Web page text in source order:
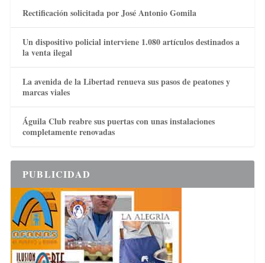
Rectificación solicitada por José Antonio Gomila
Un dispositivo policial interviene 1.080 artículos destinados a
la venta ilegal
La avenida de la Libertad renueva sus pasos de peatones y
marcas viales
Águila Club reabre sus puertas con unas instalaciones
completamente renovadas
PUBLICIDAD